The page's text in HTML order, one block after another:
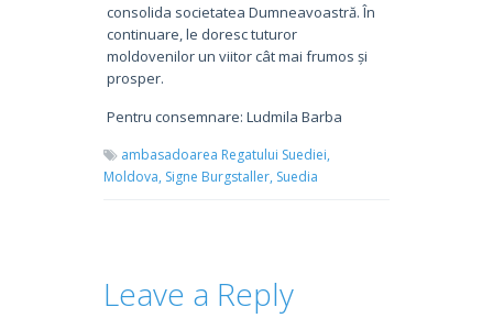
consolida societatea Dumneavoastră. În
continuare, le doresc tuturor
moldovenilor un viitor cât mai frumos și
prosper.
Pentru consemnare: Ludmila Barba
ambasadoarea Regatului Suediei,
Moldova, Signe Burgstaller, Suedia
Leave a Reply